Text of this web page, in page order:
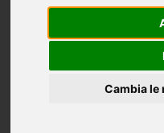
Cambia le